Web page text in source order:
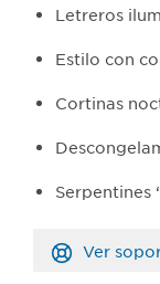
Letreros
Estilo con
Cortinas
Serpentines
Ver